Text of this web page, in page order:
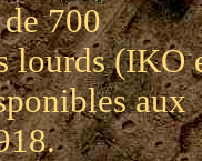
700
lourds (IKO
aux